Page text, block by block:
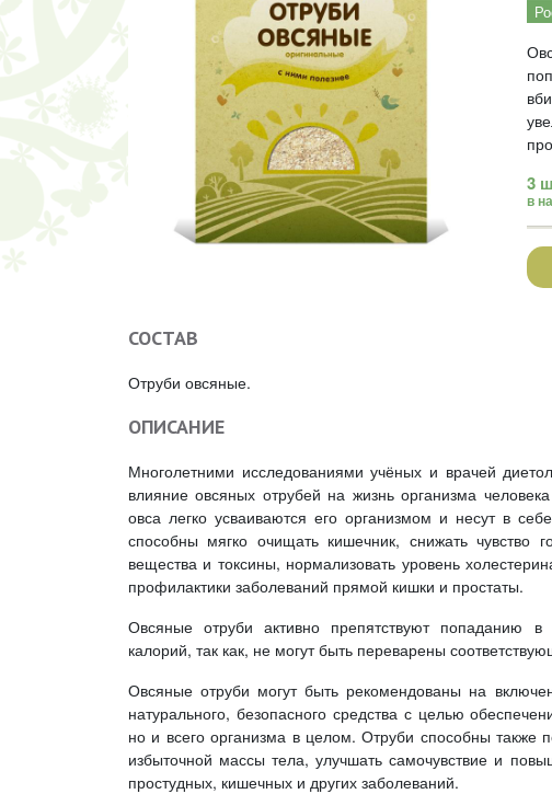
3
в
СОСТАВ
Отруби овсяные.
ОПИСАНИЕ
Многолетними исследованиями учёных и врачей
влияние овсяных отрубей на жизнь организма
овса легко усваиваются его организмом и несут в
способны мягко очищать кишечник, снижать чувство
вещества и токсины, нормализовать уровень
профилактики заболеваний прямой кишки и простаты.
Овсяные отруби активно препятствуют попаданию в
калорий, так как, не могут быть переварены
Овсяные отруби могут быть рекомендованы на
натурального, безопасного средства с целью
но и всего организма в целом. Отруби способны также
избыточной массы тела, улучшать самочувствие и
простудных, кишечных и других заболеваний.